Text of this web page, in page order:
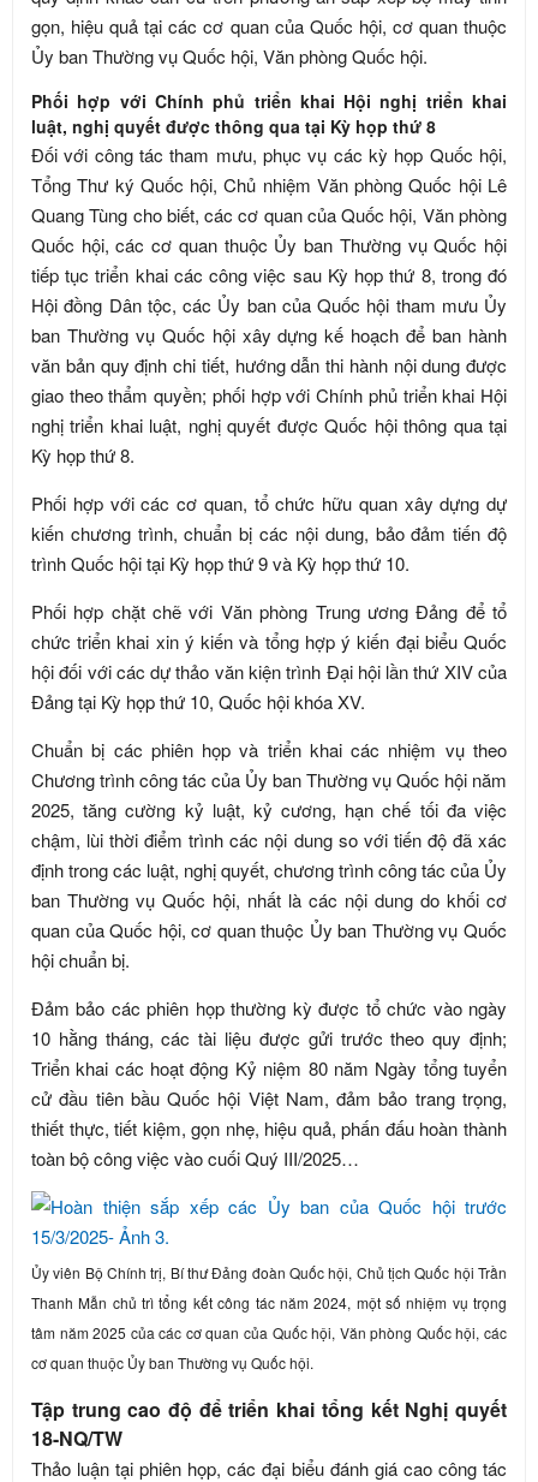
gọn, hiệu quả tại các cơ quan của Quốc hội, cơ quan thuộc
Ủy ban Thường vụ Quốc hội, Văn phòng Quốc hội.
Phối hợp với Chính phủ triển khai Hội nghị triển khai
luật, nghị quyết được thông qua tại Kỳ họp thứ 8
Đối với công tác tham mưu, phục vụ các kỳ họp Quốc hội,
Tổng Thư ký Quốc hội, Chủ nhiệm Văn phòng Quốc hội Lê
Quang Tùng cho biết, các cơ quan của Quốc hội, Văn phòng
Quốc hội, các cơ quan thuộc Ủy ban Thường vụ Quốc hội
tiếp tục triển khai các công việc sau Kỳ họp thứ 8, trong đó
Hội đồng Dân tộc, các Ủy ban của Quốc hội tham mưu Ủy
ban Thường vụ Quốc hội xây dựng kế hoạch để ban hành
văn bản quy định chi tiết, hướng dẫn thi hành nội dung được
giao theo thẩm quyền; phối hợp với Chính phủ triển khai Hội
nghị triển khai luật, nghị quyết được Quốc hội thông qua tại
Kỳ họp thứ 8.
Phối hợp với các cơ quan, tổ chức hữu quan xây dựng dự
kiến chương trình, chuẩn bị các nội dung, bảo đảm tiến độ
trình Quốc hội tại Kỳ họp thứ 9 và Kỳ họp thứ 10.
Phối hợp chặt chẽ với Văn phòng Trung ương Đảng để tổ
chức triển khai xin ý kiến và tổng hợp ý kiến đại biểu Quốc
hội đối với các dự thảo văn kiện trình Đại hội lần thứ XIV của
Đảng tại Kỳ họp thứ 10, Quốc hội khóa XV.
Chuẩn bị các phiên họp và triển khai các nhiệm vụ theo
Chương trình công tác của Ủy ban Thường vụ Quốc hội năm
2025, tăng cường kỷ luật, kỷ cương, hạn chế tối đa việc
chậm, lùi thời điểm trình các nội dung so với tiến độ đã xác
định trong các luật, nghị quyết, chương trình công tác của Ủy
ban Thường vụ Quốc hội, nhất là các nội dung do khối cơ
quan của Quốc hội, cơ quan thuộc Ủy ban Thường vụ Quốc
hội chuẩn bị.
Đảm bảo các phiên họp thường kỳ được tổ chức vào ngày
10 hằng tháng, các tài liệu được gửi trước theo quy định;
Triển khai các hoạt động Kỷ niệm 80 năm Ngày tổng tuyển
cử đầu tiên bầu Quốc hội Việt Nam, đảm bảo trang trọng,
thiết thực, tiết kiệm, gọn nhẹ, hiệu quả, phấn đấu hoàn thành
toàn bộ công việc vào cuối Quý III/2025…
Ủy viên Bộ Chính trị, Bí thư Đảng đoàn Quốc hội, Chủ tịch Quốc hội Trần
Thanh Mẫn chủ trì tổng kết công tác năm 2024, một số nhiệm vụ trọng
tâm năm 2025 của các cơ quan của Quốc hội, Văn phòng Quốc hội, các
cơ quan thuộc Ủy ban Thường vụ Quốc hội.
Tập trung cao độ để triển khai tổng kết Nghị quyết
18-NQ/TW
Thảo luận tại phiên họp, các đại biểu đánh giá cao công tác